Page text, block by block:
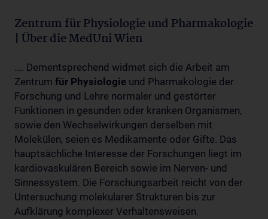
Zentrum für Physiologie und Pharmakologie
| Über die MedUni Wien
.... Dementsprechend widmet sich die Arbeit am
Zentrum für Physiologie und Pharmakologie der
Forschung und Lehre normaler und gestörter
Funktionen in gesunden oder kranken Organismen,
sowie den Wechselwirkungen derselben mit
Molekülen, seien es Medikamente oder Gifte. Das
hauptsächliche Interesse der Forschungen liegt im
kardiovaskulären Bereich sowie im Nerven- und
Sinnessystem. Die Forschungsarbeit reicht von der
Untersuchung molekularer Strukturen bis zur
Aufklärung komplexer Verhaltensweisen.